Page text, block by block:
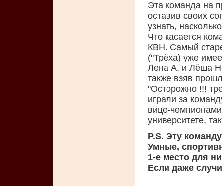
Эта команда на
оставив своих
узнать,
Что касается
КВН. Самый
("Трёха) уже
Лена А. и Лёша Н.
также взяв
"Осторожно !!!
играли за
вице-
университете,
P.S. Эту
Умные,
1-е место для
Если даже